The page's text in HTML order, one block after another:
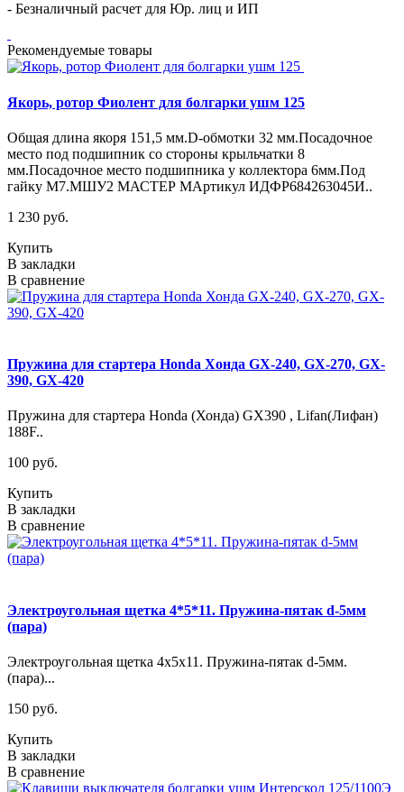
- Безналичный расчет для Юр. лиц и ИП
Рекомендуемые товары
Якорь, ротор Фиолент для болгарки ушм 125
Общая длина якоря 151,5 мм.D-обмотки 32 мм.Посадочное
место под подшипник со стороны крыльчатки 8
мм.Посадочное место подшипника у коллектора 6мм.Под
гайку М7.МШУ2 МАСТЕР МАртикул ИДФР684263045И..
1 230 руб.
Купить
В закладки
В сравнение
Пружина для стартера Honda Хонда GX-240, GX-270, GX-
390, GX-420
Пружина для стартера Honda (Хонда) GX390 , Lifan(Лифан)
188F..
100 руб.
Купить
В закладки
В сравнение
Электроугольная щетка 4*5*11. Пружина-пятак d-5мм
(пара)
Электроугольная щетка 4х5х11. Пружина-пятак d-5мм.
(пара)...
150 руб.
Купить
В закладки
В сравнение